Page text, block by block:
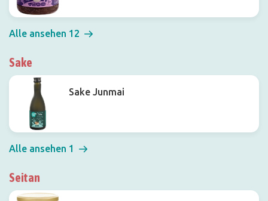
Alle ansehen 12
Sake
Sake Junmai
Alle ansehen 1
Seitan